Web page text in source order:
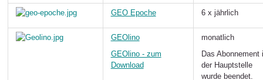
GEO Epoche 6 x jährlich
GEOlino
GEOlino - zum
Download
monatlich
Das Abonnement
der Hauptstelle
wurde beendet.